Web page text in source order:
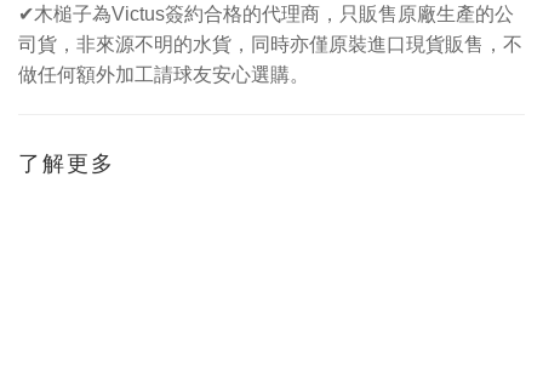
✔木槌子為Victus簽約合格的代理商，只販售原廠生產的公
司貨，非來源不明的水貨，同時亦僅原裝進口現貨販售，不
做任何額外加工請球友安心選購。
了解更多